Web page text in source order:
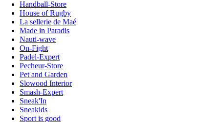
Handball-Store
House of Rugby
La sellerie de Maé
Made in Paradis
Nauti-wave
On-Fight
Padel-Expert
Pecheur-Store
Pet and Garden
Slowood Interior
Smash-Expert
Sneak'In
Sneakids
Sport is good